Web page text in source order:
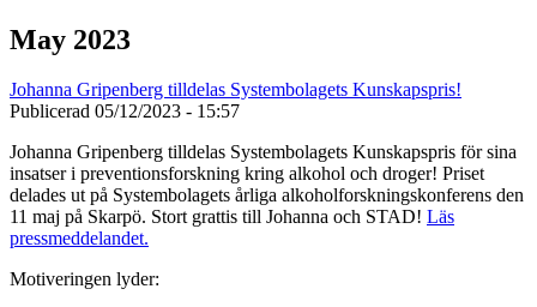
May 2023
Johanna Gripenberg tilldelas Systembolagets Kunskapspris!
Publicerad 05/12/2023 - 15:57
Johanna Gripenberg tilldelas Systembolagets Kunskapspris för sina
insatser i preventionsforskning kring alkohol och droger! Priset
delades ut på Systembolagets årliga alkoholforskningskonferens den
11 maj på Skarpö. Stort grattis till Johanna och STAD! Läs
pressmeddelandet.
Motiveringen lyder: